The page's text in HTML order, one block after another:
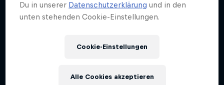
Du in unserer Datenschutzerklärung und in den
unten stehenden Cookie-Einstellungen.
Cookie-Einstellungen
Alle Cookies akzeptieren